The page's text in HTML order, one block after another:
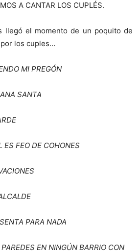
A CANTAR LOS CUPLÉS.
llegó el momento de un poquito de
los cuples…
MI PREGÓN
SANTA
ES FEO DE COHONES
PARA NADA
EN NINGÚN BARRIO CON